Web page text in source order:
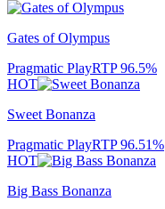
Gates of Olympus
Pragmatic PlayRTP96.5%
HOT
Sweet Bonanza
Pragmatic PlayRTP96.51%
HOT
Big Bass Bonanza